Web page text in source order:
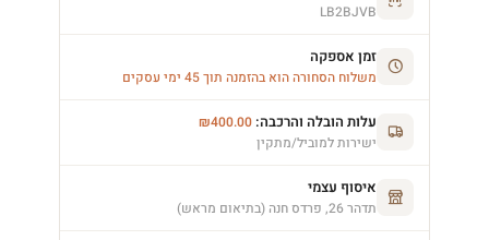
LB2BJVB
זמן אספקה
משלוח הסחורה הוא בהזמנה תוך 45 ימי עסקים
עלות הובלה והרכבה: ₪400.00
ישירות למוביל/מתקין
איסוף עצמי
תדהר 26, פרדס חנה (בתיאום מראש)